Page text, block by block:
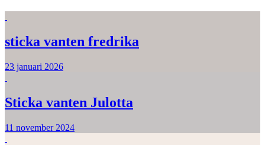
sticka vanten fredrika
23 januari 2026
Sticka vanten Julotta
11 november 2024